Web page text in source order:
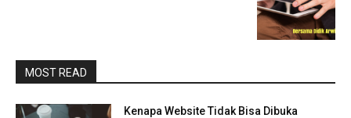
MOST READ
Kenapa Website Tidak Bisa Dibuka